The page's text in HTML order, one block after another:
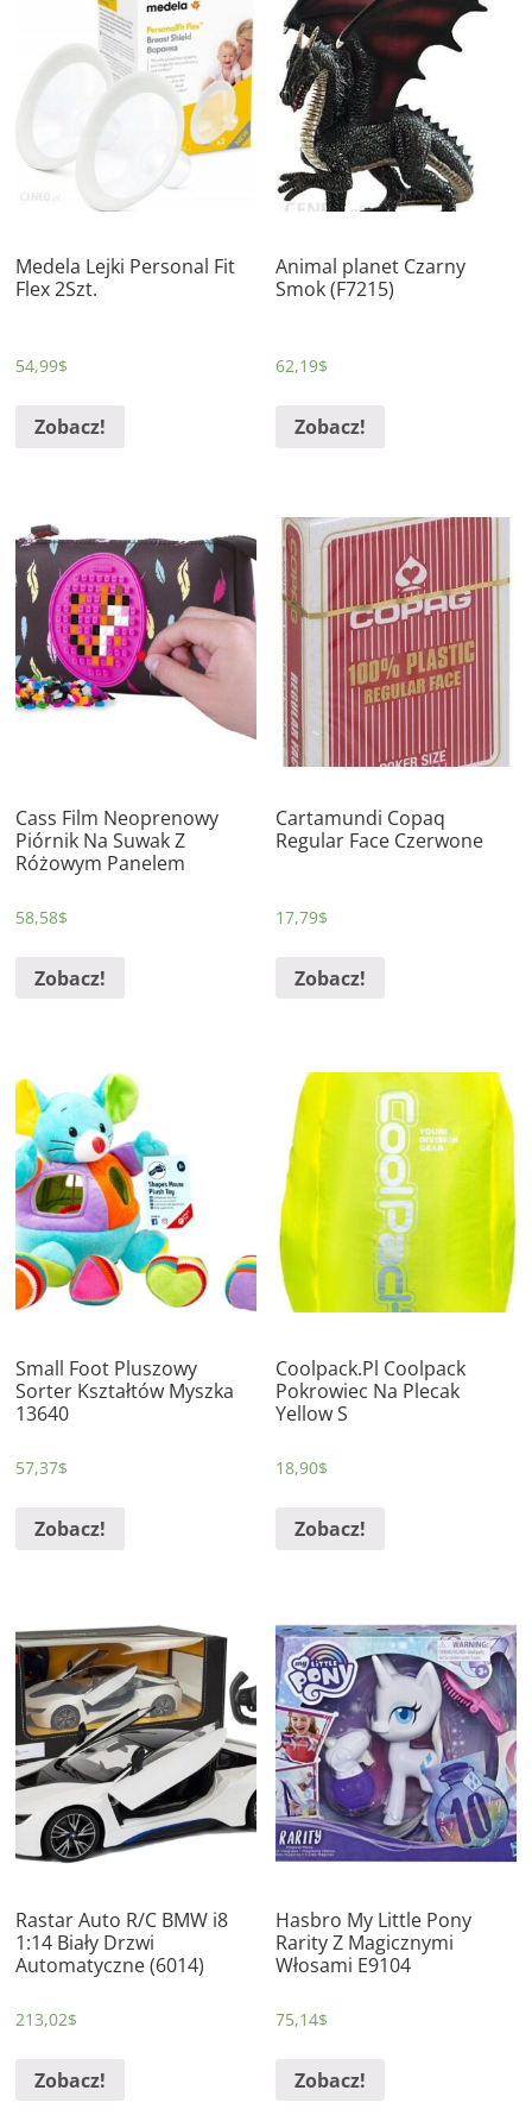
Medela Lejki Personal Fit
Flex 2Szt.
54,99$
Zobacz!
Animal planet Czarny
Smok (F7215)
62,19$
Zobacz!
Cass Film Neoprenowy
Piórnik Na Suwak Z
Różowym Panelem
58,58$
Zobacz!
Cartamundi Copaq
Regular Face Czerwone
17,79$
Zobacz!
Small Foot Pluszowy
Sorter Kształtów Myszka
13640
57,37$
Zobacz!
Coolpack.Pl Coolpack
Pokrowiec Na Plecak
Yellow S
18,90$
Zobacz!
Rastar Auto R/C BMW i8
1:14 Biały Drzwi
Automatyczne (6014)
213,02$
Zobacz!
Hasbro My Little Pony
Rarity Z Magicznymi
Włosami E9104
75,14$
Zobacz!